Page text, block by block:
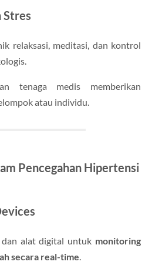
Stres
relaksasi, meditasi, dan kontrol
tenaga medis memberikan
atau individu.
Pencegahan Hipertensi
dan alat digital untuk monitoring
secara real-time.